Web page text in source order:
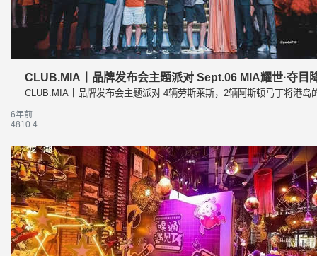
CLUB.MIA丨品牌发布会主题派对 Sept.06 MIA耀世·夺目
CLUB.MIA丨品牌发布会主题派对 4辆劳斯莱斯，2辆阿斯顿马丁将港
6年前
4810 4